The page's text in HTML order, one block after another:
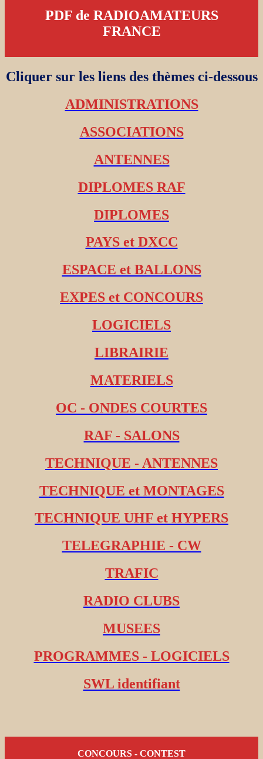
PDF de RADIOAMATEURS
FRANCE
Cliquer sur les liens des thèmes ci-dessous
ADMINISTRATIONS
ASSOCIATIONS
ANTENNES
DIPLOMES RAF
DIPLOMES
PAYS et DXCC
ESPACE et BALLONS
EXPES et CONCOURS
LOGICIELS
LIBRAIRIE
MATERIELS
OC - ONDES COURTES
RAF - SALONS
TECHNIQUE - ANTENNES
TECHNIQUE et MONTAGES
TECHNIQUE UHF et HYPERS
TELEGRAPHIE - CW
TRAFIC
RADIO CLUBS
MUSEES
PROGRAMMES - LOGICIELS
SWL identifiant
CONCOURS - CONTEST